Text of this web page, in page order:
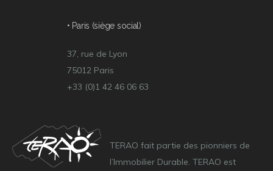
• Paris (siège social)
37, rue de Lyon
75012 Paris
+33 (0)1 42 46 06 63
TERAO fait partie des pionniers de
l’Immobilier Durable. TERAO est